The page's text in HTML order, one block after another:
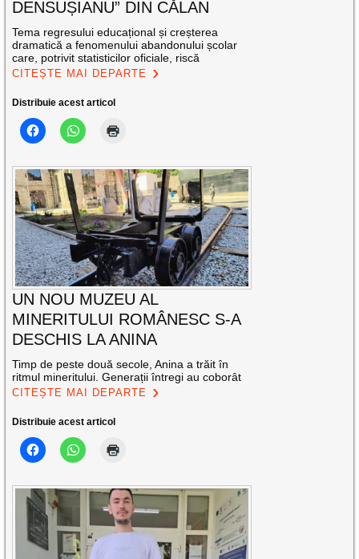
DENSUȘIANU” DIN CĂLAN
Tema regresului educațional și creșterea
dramatică a fenomenului abandonului școlar
care, potrivit statisticilor oficiale, riscă
CITEȘTE MAI DEPARTE
Distribuie acest articol
UN NOU MUZEU AL
MINERITULUI ROMÂNESC S-A
DESCHIS LA ANINA
Timp de peste două secole, Anina a trăit în
ritmul mineritului. Generații întregi au coborât
CITEȘTE MAI DEPARTE
Distribuie acest articol